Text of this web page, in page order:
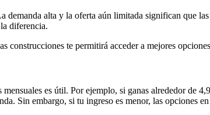
alta y la oferta aún limitada significan que
diferencia.
construcciones te permitirá acceder a mejores
es útil. Por ejemplo, si ganas alrededor de
Sin embargo, si tu ingreso es menor, las opciones